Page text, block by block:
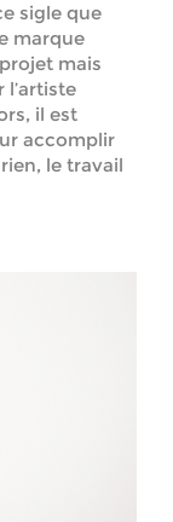
sigle que
marque
mais
il est
accomplir
le travail